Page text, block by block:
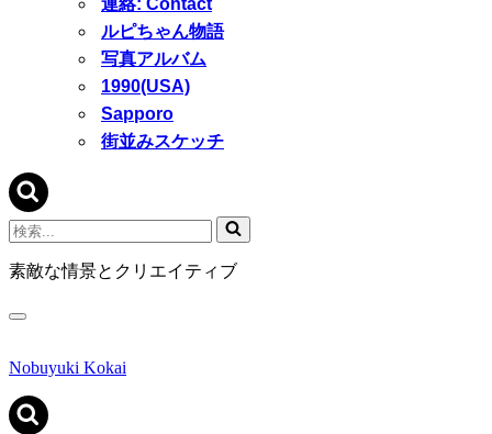
連絡: Contact
ルピちゃん物語
写真アルバム
1990(USA)
Sapporo
街並みスケッチ
検
索...
素敵な情景とクリエイティブ
ナ
ゲ
シ
ョ
Nobuyuki Kokai